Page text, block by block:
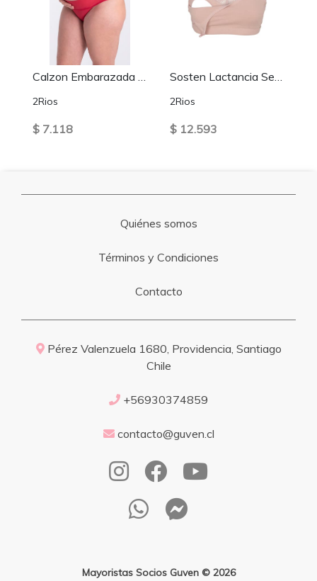
2Rios
$ 7.118
2Rios
$ 12.593
Quiénes somos
Términos y Condiciones
Contacto
Pérez Valenzuela 1680, Providencia, Santiago
Chile
+56930374859
contacto@guven.cl
Mayoristas Socios Guven © 2026